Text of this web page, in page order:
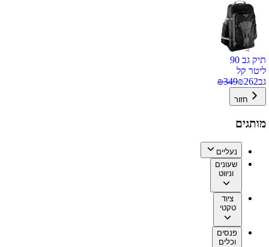
תיק גב 90
ליטר קל
גב
₪262
₪349
חזור
מותגים
נעליים
שעונים
וניווט
ציוד
טקטי
פנסים
וכלים